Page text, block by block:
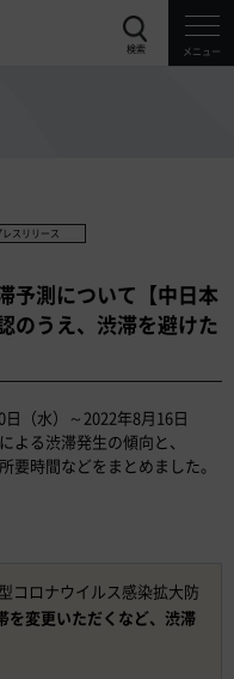
検索 メニュー
レスリリース
予測について【中日本
うえ、渋滞を避けた
（水）～2022年8月16日
よる渋滞発生の傾向と、
要時間などをまとめました。
コロナウイルス感染拡大防
を変更いただくなど、渋滞